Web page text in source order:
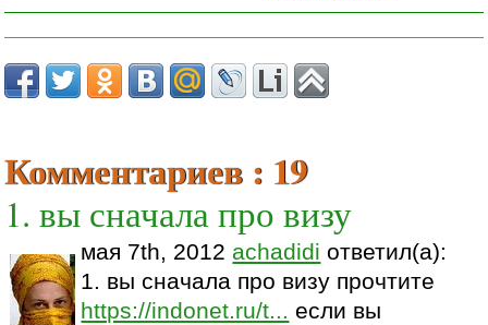
Комментариев : 19
1. вы сначала про визу
мая 7th, 2012 achadidi ответил(а):
1. вы сначала про визу прочтите
https://indonet.ru/t... если вы